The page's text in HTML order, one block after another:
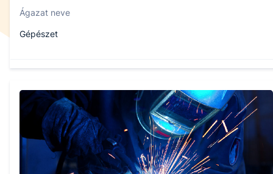
Ágazat neve
Gépészet
407151008
Képzés időtartama